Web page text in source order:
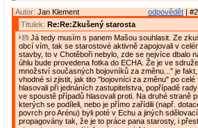
odpovědět |
Autor: Jan Klement
Titulek: Re:Re:Zkušený starosta
Já tedy musím s panem Mašou souhlasit. Ze
obcí vím, tak se starostové aktivně zapojovali v
stavby, to v Chotěboři nebylo, zde se nejvíce dbalo
úhlu bude provedena fotka do ECHA. Že je ve
množství současných bojovníků za změnu..." je
vhodné si zjistit, jak tito "bojovníci za změnu" po
hlasovali při jednáních zastupitelstva, popřípadě
ve spoustě případů hlasovali proti. Na druhé straně
kterých se podíleli, nebo je přímo zařídili (např.
povrch pro Arénu) byli poté v Echu a jiných
propagovány tak, že je to práce pana starosty, i